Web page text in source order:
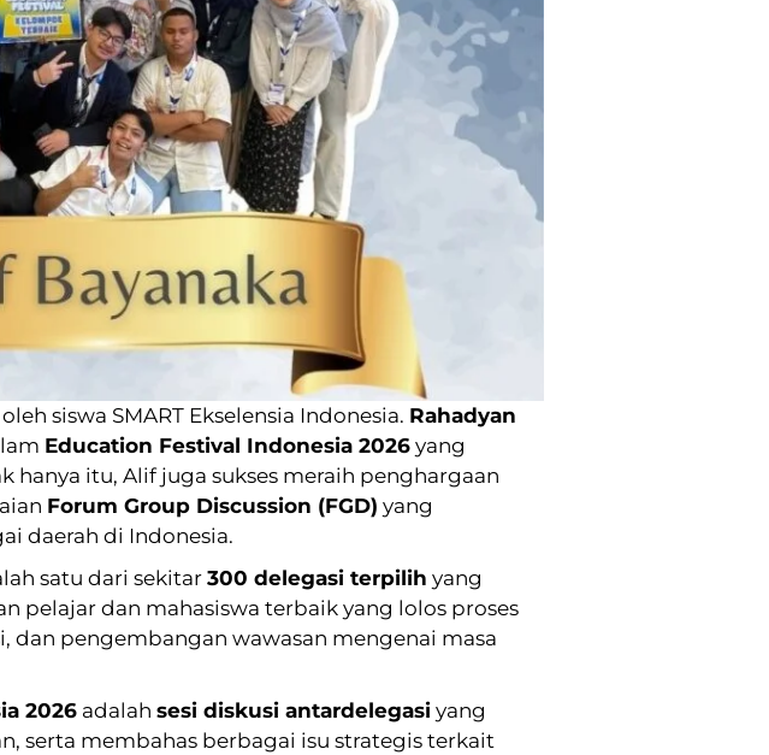
siswa SMART Ekselensia Indonesia. Rahadyan
Education Festival Indonesia 2026 yang
hanya itu, Alif juga sukses meraih penghargaan
Forum Group Discussion (FGD) yang
daerah di Indonesia.
satu dari sekitar 300 delegasi terpilih yang
pelajar dan mahasiswa terbaik yang lolos proses
pengembangan wawasan mengenai masa
2026 adalah sesi diskusi antardelegasi yang
serta membahas berbagai isu strategis terkait